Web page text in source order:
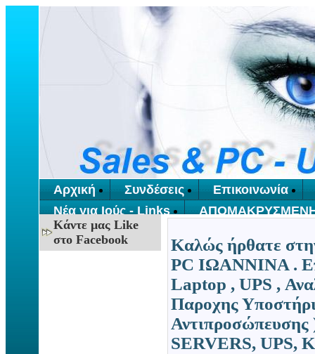
Αρχική Συνδέσεις
Επικοινωνία
Νέα για Ιούς - Links
Καλώς ήρθατε
PC ΙΩΑΝΝΙΝΑ .
Laptop , UPS ,
Παροχης
SERVERS, UPS,
Κάντε μας Like
στο Facebook